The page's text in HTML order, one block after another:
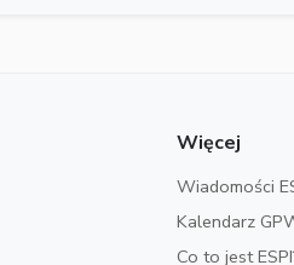
Więcej
Wiadomości
Kalendarz
Co to jest